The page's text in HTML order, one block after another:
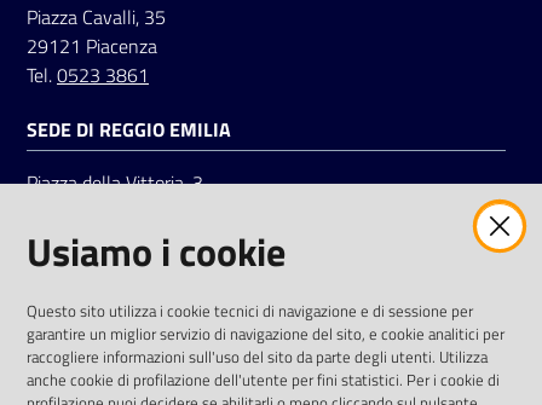
Piazza Cavalli, 35
29121 Piacenza
Tel.0523 3861
SEDE DI REGGIO EMILIA
Piazza della Vittoria, 3
Tel.0522 7961
LinkedinFacebookInstagram
Usiamo i cookie
Questo sito utilizza i cookie tecnici di navigazione e di sessione per
garantire un miglior servizio di navigazione del sito, e cookie analitici per
raccogliere informazioni sull'uso del sito da parte degli utenti. Utilizza
anche cookie di profilazione dell'utente per fini statistici. Per i cookie di